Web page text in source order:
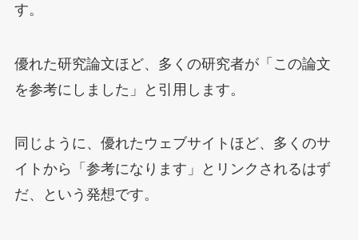
す。
優れた研究論文ほど、多くの研究者が「この論文
を参考にしました」と引用します。
同じように、優れたウェブサイトほど、多くのサ
イトから「参考になります」とリンクされるはず
だ、という発想です。